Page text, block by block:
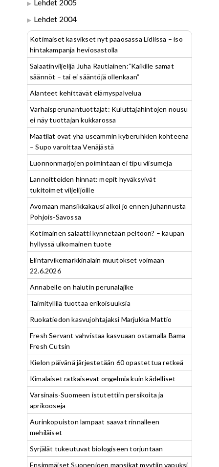
Lehdet 2005
Lehdet 2004
Kotimaiset kasvikset nyt pääosassa Lidlissä – iso
hintakampanja heviosastolla
Salaatinviljelijä Juha Rautiainen:”Kaikille samat
säännöt – tai ei sääntöjä ollenkaan”
Alanteet kehittävät elämyspalvelua
Varhaisperunantuottajat: Kuluttajahintojen nousu
ei näy tuottajan kukkarossa
Maatilat ovat yhä useammin kyberuhkien kohteena
– Supo varoittaa Venäjästä
Luonnonmarjojen poimintaan ei tipu viisumeja
Lannoitteiden hinnat: mepit hyväksyivät
tukitoimet viljelijöille
Avomaan mansikkakausi alkoi jo ennen juhannusta
Pohjois-Savossa
Kotimainen salaatti kynnetään peltoon? – kaupan
hyllyssä ulkomainen tuote
Elintarvikemarkkinalain muutokset voimaan
22.6.2026
Annabelle on halutin perunalajike
Taimityllilä tuottaa erikoisuuksia
Ruokatiedon kasvujohtajaksi Marjukka Mattio
Fresh Servant vahvistaa kasvuaan ostamalla Bama
Fresh Cutsin
Kielon päivänä järjestetään 60 opastettua retkeä
Kimalaiset ratkaisevat ongelmia kuin kädelliset
Varsinais-Suomeen istutettiin persikoita ja
aprikooseja
Aurinkopuiston lampaat saavat rinnalleen
mehiläiset
Syrjälät tukeutuvat biologiseen torjuntaan
Ensimmäiset Suonenjoen mansikat myytiin vapuksi